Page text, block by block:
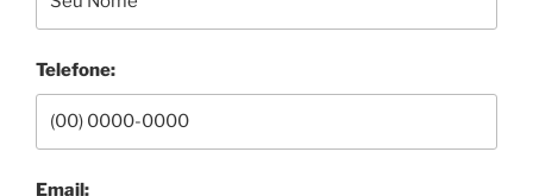
Telefone:
Email: